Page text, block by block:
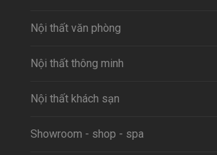
Nội thất văn phòng
Nội thất thông minh
Nội thất khách sạn
Showroom - shop - spa